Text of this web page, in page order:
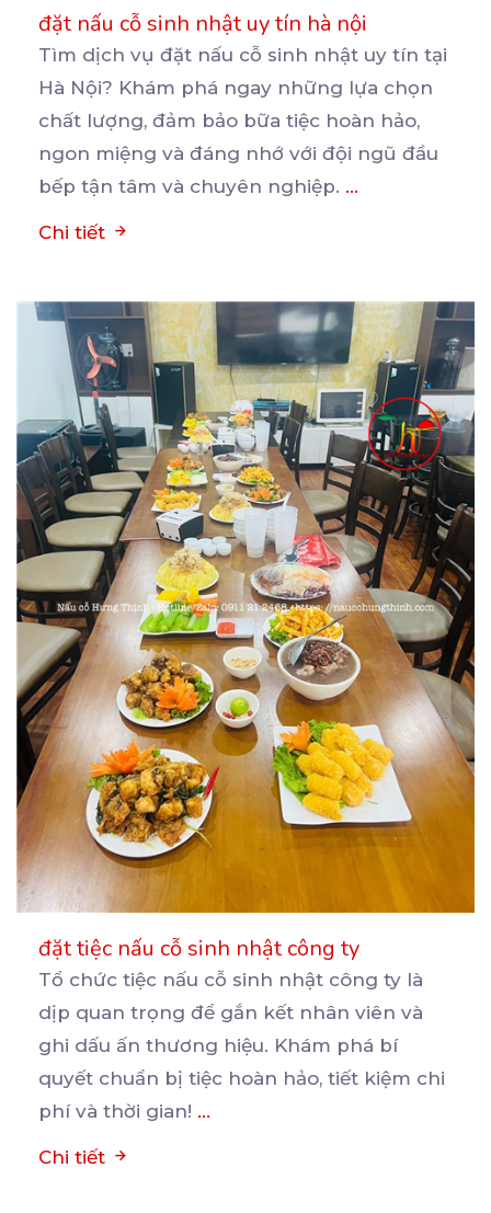
đặt nấu cỗ sinh nhật uy tín hà nội
Tìm dịch vụ đặt nấu cỗ sinh nhật uy tín tại
Hà Nội? Khám phá ngay những lựa chọn
chất lượng, đảm bảo bữa tiệc hoàn hảo,
ngon miệng và đáng nhớ với đội ngũ đầu
bếp tận tâm và chuyên nghiệp. ...
Chi tiết
đặt tiệc nấu cỗ sinh nhật công ty
Tổ chức tiệc nấu cỗ sinh nhật công ty là
dịp quan trọng để gắn kết nhân viên và
ghi dấu ấn thương hiệu. Khám phá bí
quyết chuẩn bị tiệc hoàn hảo, tiết kiệm chi
phí và thời gian! ...
Chi tiết